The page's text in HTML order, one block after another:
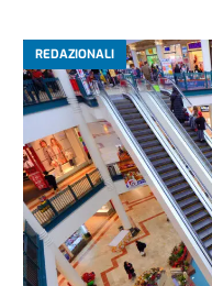
REDAZIONALI